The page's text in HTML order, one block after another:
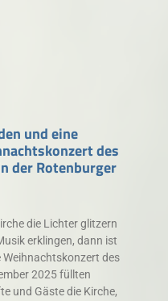
und eine
des
der Rotenburger
die Lichter glitzern
erklingen, dann ist
des
2025 füllten
und Gäste die Kirche,